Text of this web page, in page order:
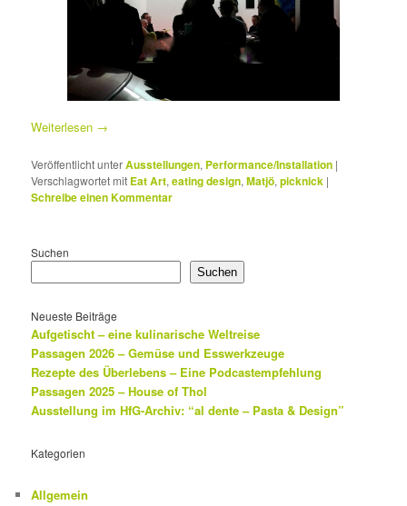
Weiterlesen →
Veröffentlicht unterAusstellungen, Performance/Installation |
Verschlagwortet mit Eat Art,eating design,Matjö,picknick |
Schreibe einen Kommentar
Suchen
Suchen
Neueste Beiträge
Aufgetischt – eine kulinarische Weltreise
Passagen 2026 – Gemüse und Esswerkzeuge
Rezepte des Überlebens – Eine Podcastempfehlung
Passagen 2025 – House of Thol
Ausstellung im HfG-Archiv: “al dente – Pasta & Design”
Kategorien
Allgemein